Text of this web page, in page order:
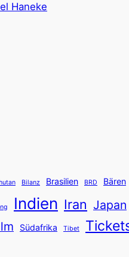
Haneke
Bilanz Brasilien BRD Bären
Indien Iran Japan
Südafrika Tibet